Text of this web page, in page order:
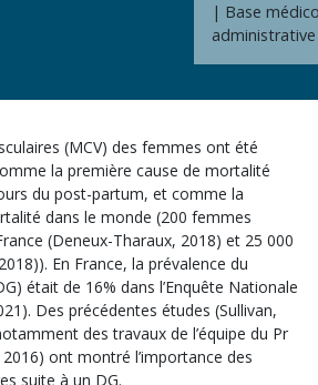
Base
administrative
(MCV) des femmes ont été
la première cause de mortalité
du post-partum, et comme la
dans le monde (200 femmes
(Deneux-Tharaux, 2018) et 25 000
En France, la prévalence du
était de 16% dans l’Enquête Nationale
Des précédentes études (Sullivan,
des travaux de l’équipe du Pr
ont montré l’importance des
suite à un DG.